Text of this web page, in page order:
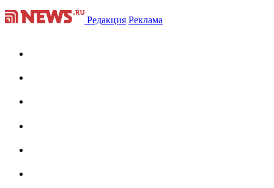
Редакция Реклама